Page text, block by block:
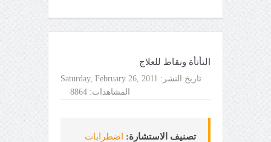
التأتأة ونقاط للعلاج
تاريخ النشر: Saturday, February 26, 2011
المشاهدات: 8864
تصنيف الاستشارة: اضطرابات